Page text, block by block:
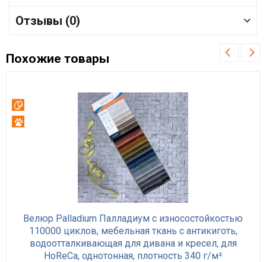
Отзывы (0)
Похожие товары
Велюр Palladium Палладиум с износостойкостью
110000 циклов, мебельная ткань с антикиготь,
водоотталкивающая для дивана и кресел, для
HoReCa, однотонная, плотность 340 г/м²